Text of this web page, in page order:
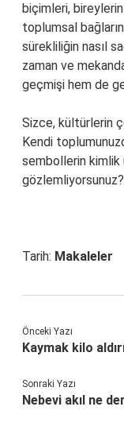
biçimleri,
toplumsal
sürekliliğin nasıl
zaman ve
geçmişi hem de
Sizce, kültürlerin
Kendi
sembollerin kimlik
gözlemliyorsunuz?
Tarih: Makaleler
Önceki Yazı
Kaymak kilo
Sonraki Yazı
Nebevi akıl ne